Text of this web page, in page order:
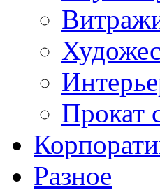
Прокат
Разное